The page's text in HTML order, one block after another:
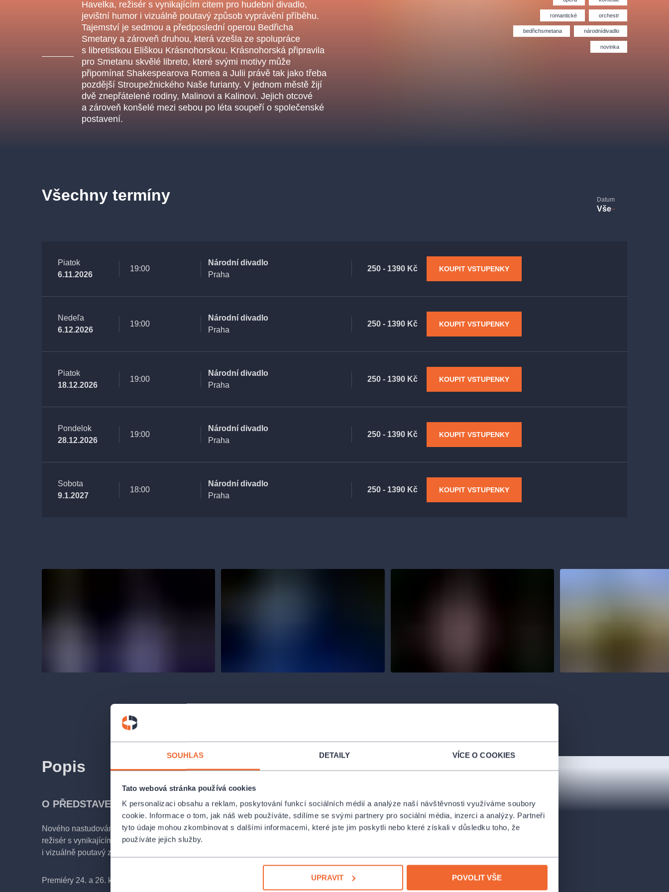
SOUHLAS DETAILY VÍCE O COOKIES
Tato webová stránka používá cookies
K personalizaci obsahu a reklam, poskytování funkcí sociálních médií a analýze naší návštěvnosti využíváme soubory
cookie. Informace o tom, jak náš web používáte, sdílíme se svými partnery pro sociální média, inzerci a analýzy. Partneři
tyto údaje mohou zkombinovat s dalšími informacemi, které jste jim poskytli nebo které získali v důsledku toho, že
používáte jejich služby.
UPRAVIT POVOLIT VŠE
Havelka, režisér s vynikajícím citem pro hudební divadlo,
jevištní humor i vizuálně poutavý způsob vyprávění příběhu.
Tajemství je sedmou a předposlední operou Bedřicha
Smetany a zároveň druhou, která vzešla ze spolupráce
s libretistkou Eliškou Krásnohorskou. Krásnohorská připravila
pro Smetanu skvělé libreto, které svými motivy může
připomínat Shakespearova Romea a Julii právě tak jako třeba
pozdější Stroupežnického Naše furianty. V jednom městě žijí
dvě znepřátelené rodiny, Malinovi a Kalinovi. Jejich otcové
a zároveň konšelé mezi sebou po léta soupeří o společenské
postavení.
romantické orchestr
bedřichsmetana národnídivadlo
novinka
Všechny termíny Datum
Vše
Piatok
6.11.2026
19:00
Národní divadlo
Praha
250 - 1390 Kč KOUPIT VSTUPENKY
Nedeľa
6.12.2026
19:00
Národní divadlo
Praha
250 - 1390 Kč KOUPIT VSTUPENKY
Piatok
18.12.2026
19:00
Národní divadlo
Praha
250 - 1390 Kč KOUPIT VSTUPENKY
Pondelok
28.12.2026
19:00
Národní divadlo
Praha
250 - 1390 Kč KOUPIT VSTUPENKY
Sobota
9.1.2027
18:00
Národní divadlo
Praha
250 - 1390 Kč KOUPIT VSTUPENKY
Popis
O PŘEDSTAVENÍ
Nového nastudování Smetanova Tajemství se ujal Ondřej Havelka,
režisér s vynikajícím citem pro hudební divadlo, jevištní humor
i vizuálně poutavý způsob vyprávění příběhu.
Premiéry 24. a 26. května 2024 v Národním divadle.
Agentura 44, s.r.o.
s.r.o.
Filmový orchestr Praha
(FOP)
Ostatní hledají
muzikálypraha